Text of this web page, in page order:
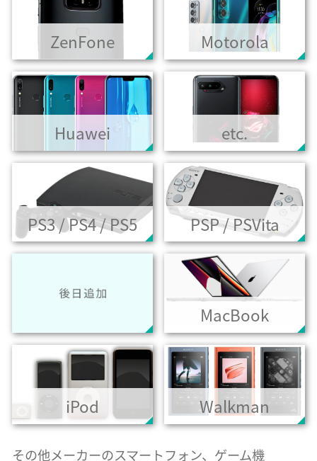
ZenFone Motorola
Huawei etc.
PS3 / PS4 / PS5 PSP / PSVita
MacBook
iPod Walkman
その他メーカーのスマートフォン、ゲーム機